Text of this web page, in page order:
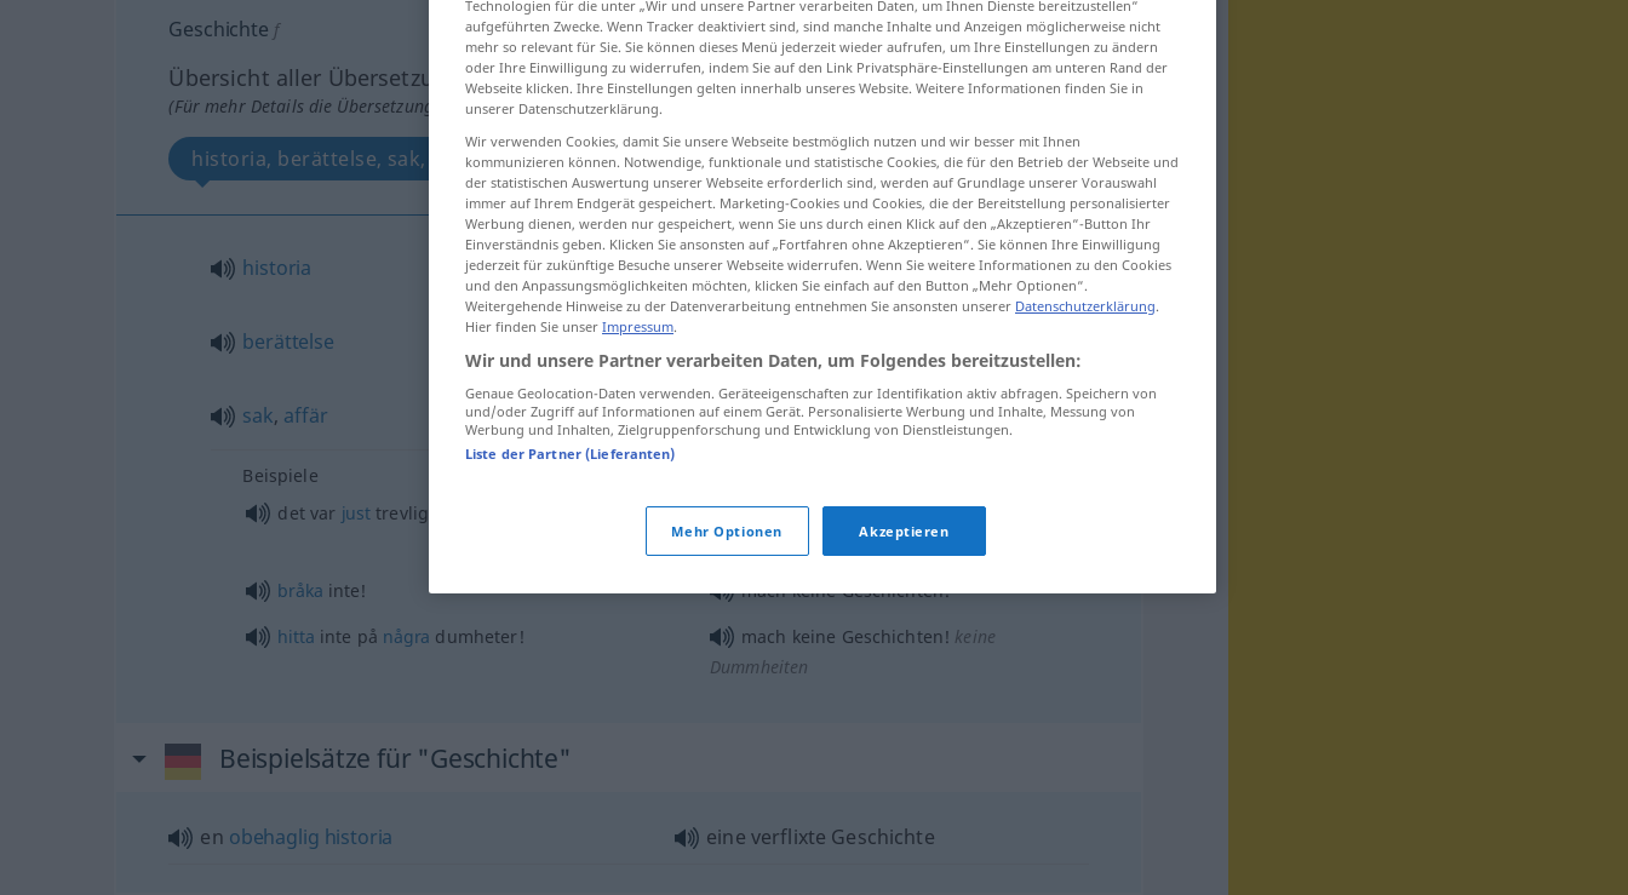
Geschichte f
Übersicht aller Übersetzungen
(Für mehr Details die Übersetzung anklicken/antippen)
historia, berättelse, sak, affär
historia Geschichte
berättelse
sak, affär GeschichteAngelegenheit
Beispiele
det var justtrevligt! das ist eine schöne Geschichte!
IRON
bråka inte!
mach keine Geschichten!
hitta inte på några dumheter! mach keine Geschichten! keine
Dummheiten
Beispielsätze für "Geschichte"
en obehaglig historia eine verflixte Geschichte
Technologien für die unter „Wir und unsere Partner verarbeiten Daten, um Ihnen Dienste bereitzustellen“
aufgeführten Zwecke. Wenn Tracker deaktiviert sind, sind manche Inhalte und Anzeigen möglicherweise nicht
mehr so relevant für Sie. Sie können dieses Menü jederzeit wieder aufrufen, um Ihre Einstellungen zu ändern
oder Ihre Einwilligung zu widerrufen, indem Sie auf den Link Privatsphäre-Einstellungen am unteren Rand der
Webseite klicken. Ihre Einstellungen gelten innerhalb unseres Website. Weitere Informationen finden Sie in
unserer Datenschutzerklärung.
Wir verwenden Cookies, damit Sie unsere Webseite bestmöglich nutzen und wir besser mit Ihnen
kommunizieren können. Notwendige, funktionale und statistische Cookies, die für den Betrieb der Webseite und
der statistischen Auswertung unserer Webseite erforderlich sind, werden auf Grundlage unserer Vorauswahl
immer auf Ihrem Endgerät gespeichert. Marketing-Cookies und Cookies, die der Bereitstellung personalisierter
Werbung dienen, werden nur gespeichert, wenn Sie uns durch einen Klick auf den „Akzeptieren“-Button Ihr
Einverständnis geben. Klicken Sie ansonsten auf „Fortfahren ohne Akzeptieren“. Sie können Ihre Einwilligung
jederzeit für zukünftige Besuche unserer Webseite widerrufen. Wenn Sie weitere Informationen zu den Cookies
und den Anpassungsmöglichkeiten möchten, klicken Sie einfach auf den Button „Mehr Optionen“.
Weitergehende Hinweise zu der Datenverarbeitung entnehmen Sie ansonsten unserer Datenschutzerklärung.
Hier finden Sie unser Impressum.
Wir und unsere Partner verarbeiten Daten, um Folgendes bereitzustellen:
Genaue Geolocation-Daten verwenden. Geräteeigenschaften zur Identifikation aktiv abfragen. Speichern von
und/oder Zugriff auf Informationen auf einem Gerät. Personalisierte Werbung und Inhalte, Messung von
Werbung und Inhalten, Zielgruppenforschung und Entwicklung von Dienstleistungen.
Liste der Partner (Lieferanten)
Mehr Optionen Akzeptieren